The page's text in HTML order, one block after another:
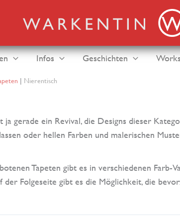
Infos Geschichten
Nierentisch
gerade ein Revival, die Designs dieser
oder hellen Farben und malerischen
Tapeten gibt es in verschiedenen Farb-
der Folgeseite gibt es die Möglichkeit, die